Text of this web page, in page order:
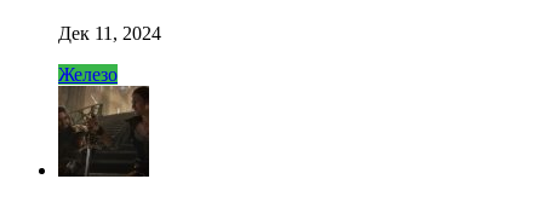
Дек 11, 2024
Железо